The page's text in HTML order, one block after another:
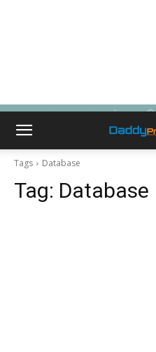
Tags Database
Tag: Database